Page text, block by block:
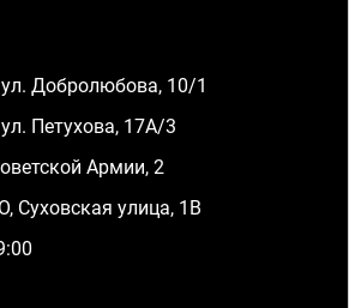
Добролюбова, 10/1
Петухова, 17А/3
Армии, 2
Суховская улица, 1В